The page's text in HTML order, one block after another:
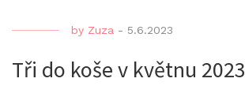
by Zuza - 5.6.2023
Tři do koše v květnu 2023